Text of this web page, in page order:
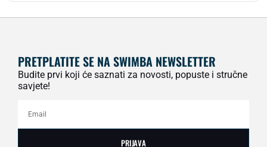
PRETPLATITE SE NA SWIMBA NEWSLETTER
Budite prvi koji će saznati za novosti, popuste i stručne
savjete!
PRIJAVA